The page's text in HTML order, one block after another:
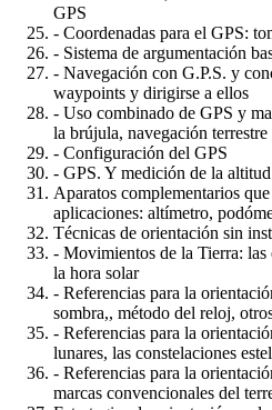
GPS
- Coordenadas para el GPS:
- Sistema de argumentación
- Navegación con G.P.S. y
waypoints y dirigirse a ellos
- Uso combinado de GPS y
la brújula, navegación
- Configuración del GPS
- GPS. Y medición de la altitud
Aparatos complementarios
aplicaciones: altímetro,
Técnicas de orientación sin
- Movimientos de la Tierra:
la hora solar
- Referencias para la
sombra,, método del reloj,
- Referencias para la
lunares, las constelaciones
- Referencias para la
marcas convencionales del